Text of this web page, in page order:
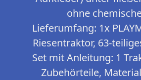
ohne
Lieferumfang: 1x
Riesentraktor, 63-
Set mit Anleitung: 1
Zubehörteile,